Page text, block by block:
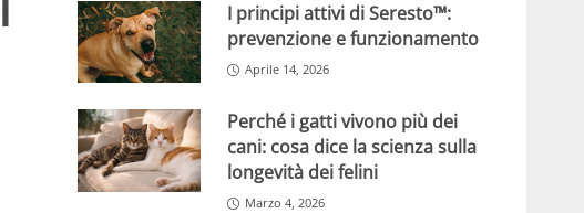
I principi attivi di Seresto™:
prevenzione e funzionamento
Aprile 14, 2026
Perché i gatti vivono più dei
cani: cosa dice la scienza sulla
longevità dei felini
Marzo 4, 2026